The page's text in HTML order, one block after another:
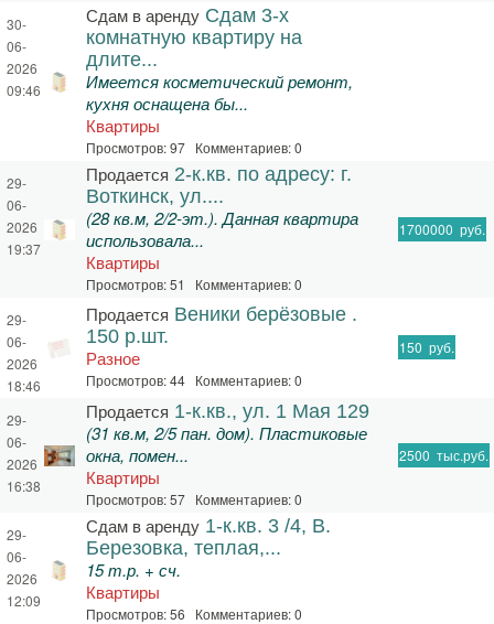
30-
06-
2026
09:46
Сдам в аренду Сдам 3-х
комнатную квартиру на
длите...
Имеется косметический ремонт,
кухня оснащена бы...
Квартиры
Просмотров: 97 Комментариев: 0
29-
06-
2026
19:37
Продается 2-к.кв. по адресу: г.
Воткинск, ул....
(28 кв.м, 2/2-эт.). Данная квартира
использовала...
Квартиры
Просмотров: 51 Комментариев: 0
1700000 руб.
29-
06-
2026
18:46
Продается Веники берёзовые .
150 р.шт.
Разное
Просмотров: 44 Комментариев: 0
150 руб.
29-
06-
2026
16:38
Продается 1-к.кв., ул. 1 Мая 129
(31 кв.м, 2/5 пан. дом). Пластиковые
окна, помен...
Квартиры
Просмотров: 57 Комментариев: 0
2500 тыс.руб.
29-
06-
2026
12:09
Сдам в аренду 1-к.кв. 3 /4, В.
Березовка, теплая,...
15 т.р. + сч.
Квартиры
Просмотров: 56 Комментариев: 0